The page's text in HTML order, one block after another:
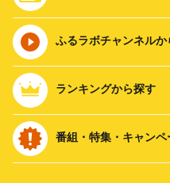
ふるラボチャンネルか
ランキングから探す
番組・特集・キャン